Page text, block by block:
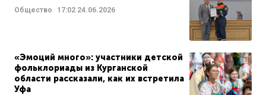
Общество 17:02 24.06.2026
«Эмоций много»: участники детской
фольклориады из Курганской
области рассказали, как их встретила
Уфа